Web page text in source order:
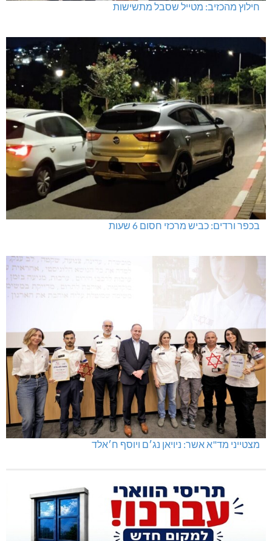
חילוץ מהכזיב: מטייל שסבל מתשישות
בכפר ורדים: כביש מרכזי חסום 6 שעות
מצטייני מד"א אשר: ניויאן נג׳ם ויוסף ח׳אלד